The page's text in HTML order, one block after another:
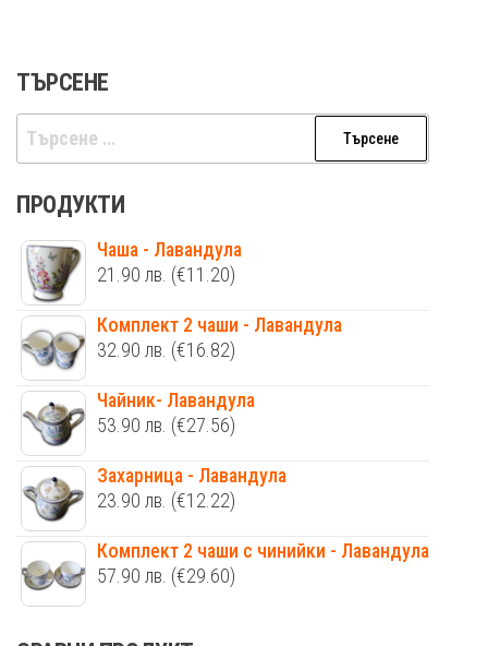
ТЪРСЕНЕ
Търсене
за:
ПРОДУКТИ
Чаша - Лавандула
21.90 лв. (€11.20)
Комплект 2 чаши - Лавандула
32.90 лв. (€16.82)
Чайник- Лавандула
53.90 лв. (€27.56)
Захарница - Лавандула
23.90 лв. (€12.22)
Комплект 2 чаши с чинийки - Лавандула
57.90 лв. (€29.60)